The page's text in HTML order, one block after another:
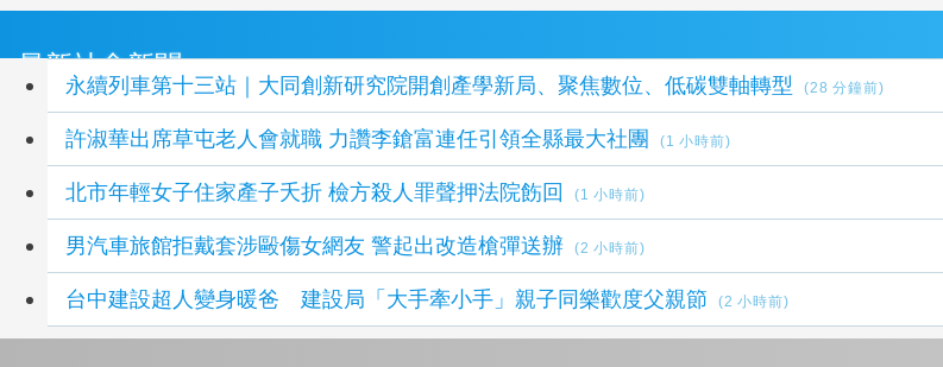
最新社會新聞
永續列車第十三站｜大同創新研究院開創產學新局、聚焦數位、低碳雙軸轉型 (28 分鐘前)
許淑華出席草屯老人會就職 力讚李鎗富連任引領全縣最大社團 (1 小時前)
北市年輕女子住家產子夭折 檢方殺人罪聲押法院飭回 (1 小時前)
男汽車旅館拒戴套涉毆傷女網友 警起出改造槍彈送辦 (2 小時前)
台中建設超人變身暖爸 建設局「大手牽小手」親子同樂歡度父親節 (2 小時前)